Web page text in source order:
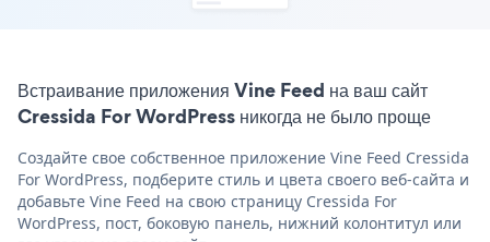
Встраивание приложения Vine Feed на ваш сайт
Cressida For WordPress никогда не было проще
Создайте свое собственное приложение Vine Feed Cressida
For WordPress, подберите стиль и цвета своего веб-сайта и
добавьте Vine Feed на свою страницу Cressida For
WordPress, пост, боковую панель, нижний колонтитул или